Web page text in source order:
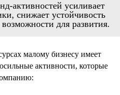
активностей усиливает
снижает устойчивость
для развития.
малому бизнесу имеет
активности, которые